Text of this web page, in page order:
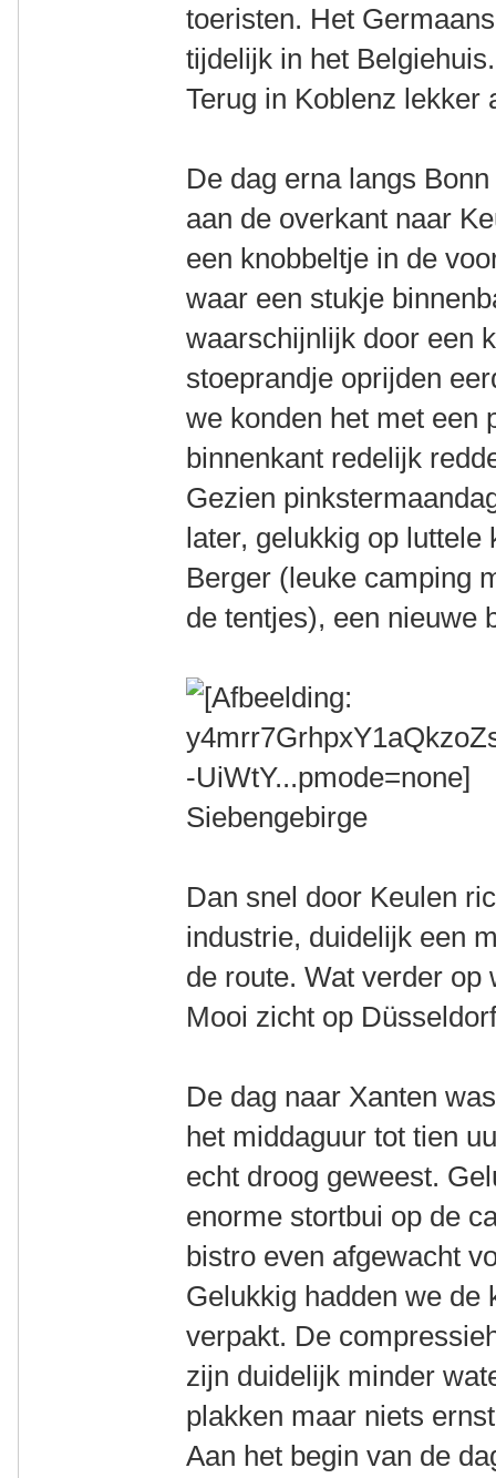
toeristen. Het
tijdelijk in het
Terug in Koblenz lekker
De dag erna langs
aan de overkant naar
een knobbeltje in de
waar een stukje
waarschijnlijk door een
stoeprandje oprijden
we konden het met een
binnenkant redelijk
Gezien
later, gelukkig op
Berger (leuke camping
de tentjes), een nieuwe
Siebengebirge
Dan snel door Keulen
industrie, duidelijk een
de route. Wat verder op
Mooi zicht op
De dag naar Xanten
het middaguur tot tien
echt droog geweest.
enorme stortbui op de
bistro even afgewacht
Gelukkig hadden we de
verpakt. De
zijn duidelijk minder
plakken maar niets
Aan het begin van de